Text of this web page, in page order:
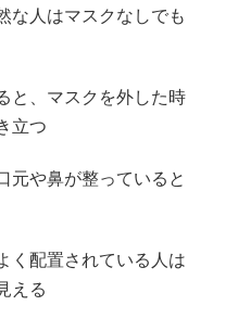
な人はマスクなしでも
と、マスクを外した時
立つ
元や鼻が整っていると
く配置されている人は
える